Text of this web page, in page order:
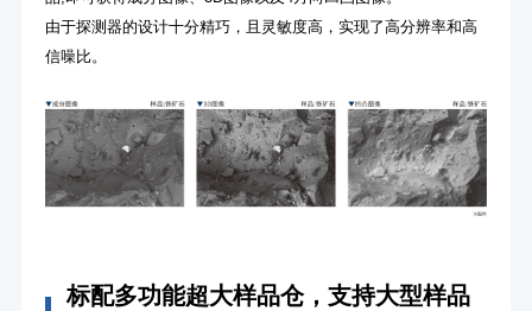
由于探测器的设计十分精巧，且灵敏度高，实现了高分辨率和高
信噪比。
标配多功能超大样品仓，支持大型样品